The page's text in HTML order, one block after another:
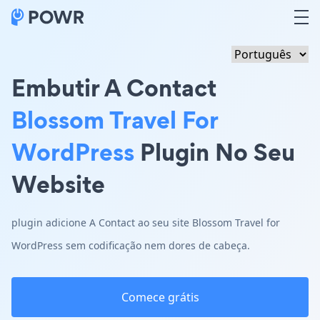
Embutir A Contact
Blossom Travel For
WordPress Plugin No Seu
Website
plugin adicione A Contact ao seu site Blossom Travel for
WordPress sem codificação nem dores de cabeça.
Comece grátis